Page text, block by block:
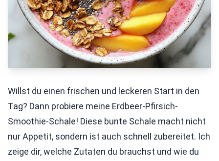
Willst du einen frischen und leckeren Start in den
Tag? Dann probiere meine Erdbeer-Pfirsich-
Smoothie-Schale! Diese bunte Schale macht nicht
nur Appetit, sondern ist auch schnell zubereitet. Ich
zeige dir, welche Zutaten du brauchst und wie du